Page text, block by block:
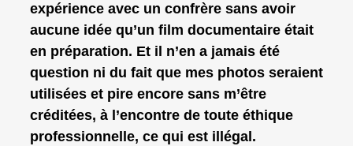
expérience avec un confrère sans avoir
aucune idée qu’un film documentaire était
en préparation. Et il n’en a jamais été
question ni du fait que mes photos seraient
utilisées et pire encore sans m’être
créditées, à l’encontre de toute éthique
professionnelle, ce qui est illégal.